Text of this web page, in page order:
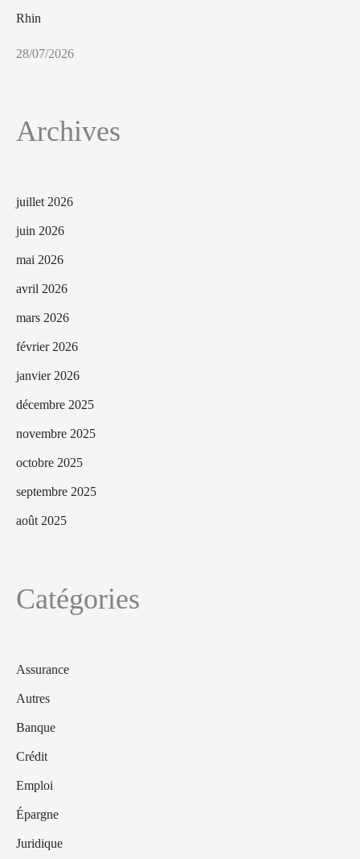
Rhin
28/07/2026
Archives
juillet 2026
juin 2026
mai 2026
avril 2026
mars 2026
février 2026
janvier 2026
décembre 2025
novembre 2025
octobre 2025
septembre 2025
août 2025
Catégories
Assurance
Autres
Banque
Crédit
Emploi
Épargne
Juridique